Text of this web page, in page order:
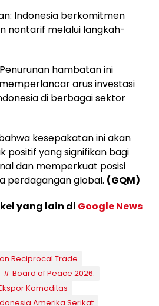
Indonesia berkomitmen
nontarif melalui langkah-
hambatan ini
arus investasi
di berbagai sektor
kesepakatan ini akan
positif yang signifikan bagi
dan memperkuat posisi
perdagangan global. (GQM)
yang lain di Google News
Reciprocal Trade
Board of Peace 2026.
Komoditas
Amerika Serikat